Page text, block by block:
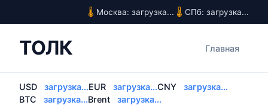
Москва: загрузка... СПб: загрузка...
ТОЛК Главная
USD загрузка...EUR загрузка...CNY
загрузка...
BTC
загрузка...Brent загрузка...